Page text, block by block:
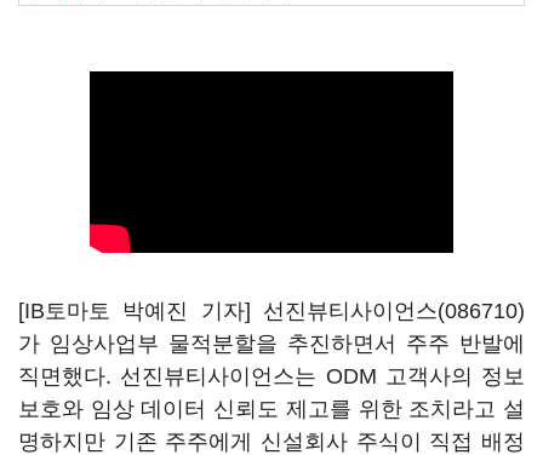
[IB토마토 박예진 기자] 선진뷰티사이언스(086710)
가 임상사업부 물적분할을 추진하면서 주주 반발에
직면했다. 선진뷰티사이언스는 ODM 고객사의 정보
보호와 임상 데이터 신뢰도 제고를 위한 조치라고 설
명하지만 기존 주주에게 신설회사 주식이 직접 배정